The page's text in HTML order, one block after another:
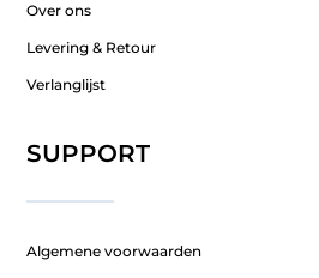
Over ons
Levering & Retour
Verlanglijst
SUPPORT
Algemene voorwaarden